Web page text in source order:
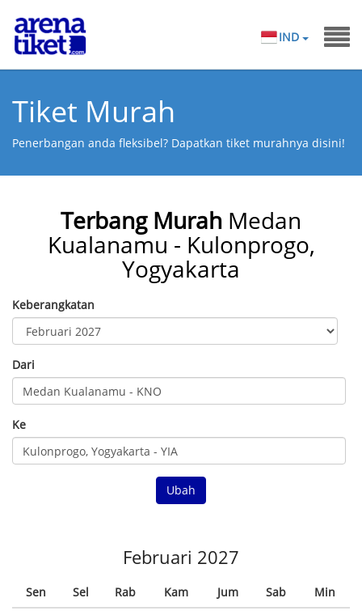
IND
Tiket Murah
Penerbangan anda fleksibel? Dapatkan tiket murahnya disini!
Terbang Murah Medan
Kualanamu - Kulonprogo,
Yogyakarta
Keberangkatan
Dari
Ke
Ubah
Februari 2027
Sen Sel Rab Kam Jum Sab Min